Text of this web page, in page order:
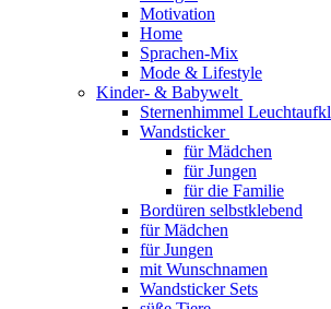
Motivation
Home
Sprachen-Mix
Mode & Lifestyle
Kinder- & Babywelt
Sternenhimmel
Wandsticker
für Mädchen
für Jungen
für die Familie
Bordüren selbstklebend
für Mädchen
für Jungen
mit Wunschnamen
Wandsticker Sets